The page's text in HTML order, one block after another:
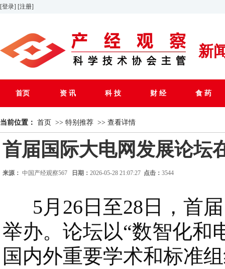
[登录] [注册]
新
首页 资 讯 科 技 财 经 食 药
当前位置： 首页 >> 特别推荐 >> 查看详情
首届国际大电网发展论坛
来源： 中国产经观察567 日期： 2026-05-28 21:07:27 点击： 3544
5月26日至28日，首届
举办。论坛以“数智化和
国内外重要学术和标准